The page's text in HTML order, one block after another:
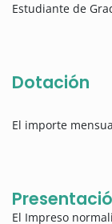
Estudiante de
Dotación
El importe
El Impreso